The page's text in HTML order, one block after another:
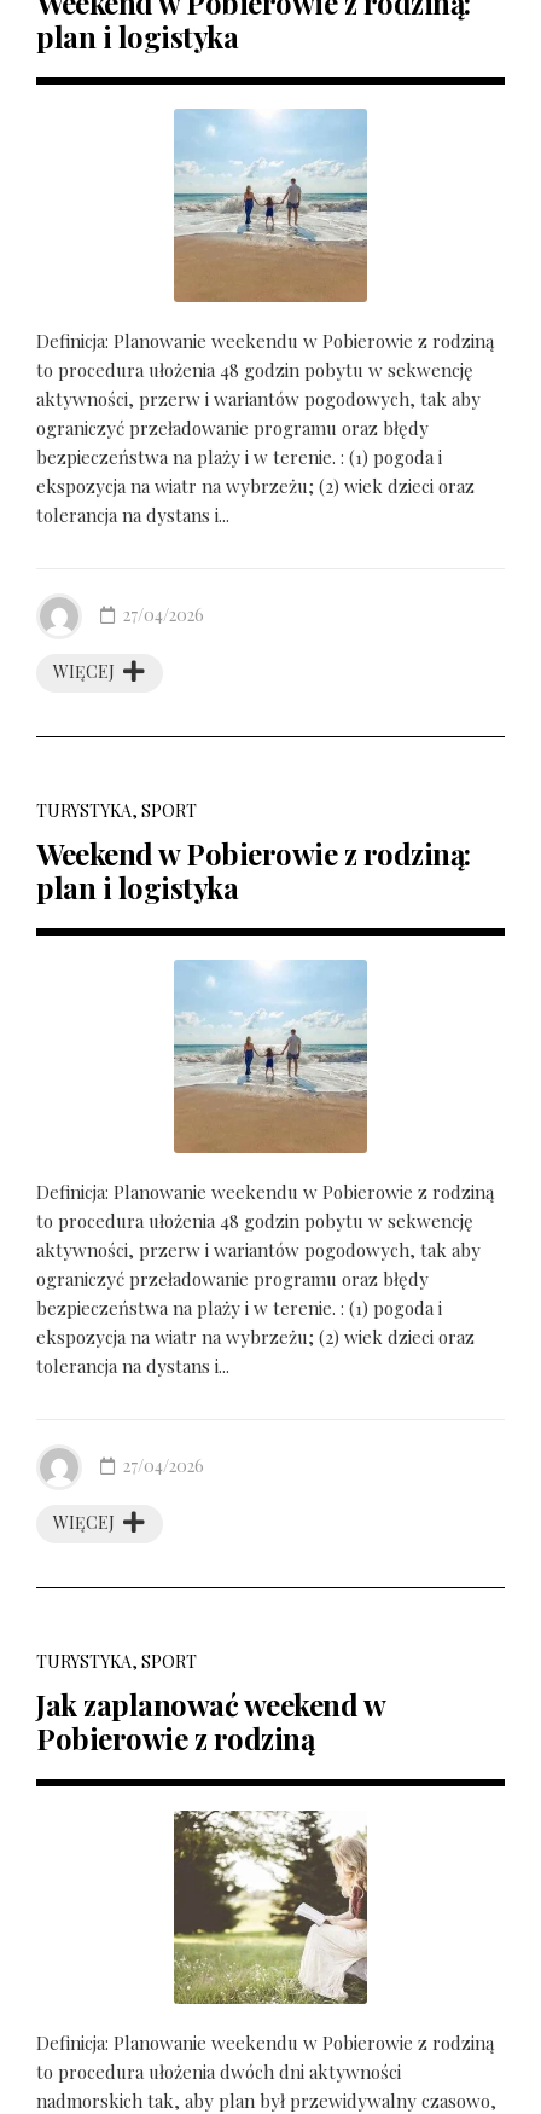
plan i logistyka
Definicja: Planowanie weekendu w Pobierowie z rodziną
to procedura ułożenia 48 godzin pobytu w sekwencję
aktywności, przerw i wariantów pogodowych, tak aby
ograniczyć przeładowanie programu oraz błędy
bezpieczeństwa na plaży i w terenie. : (1) pogoda i
ekspozycja na wiatr na wybrzeżu; (2) wiek dzieci oraz
tolerancja na dystans i...
WIĘCEJ
27/04/2026
TURYSTYKA, SPORT
Weekend w Pobierowie z rodziną:
plan i logistyka
Definicja: Planowanie weekendu w Pobierowie z rodziną
to procedura ułożenia 48 godzin pobytu w sekwencję
aktywności, przerw i wariantów pogodowych, tak aby
ograniczyć przeładowanie programu oraz błędy
bezpieczeństwa na plaży i w terenie. : (1) pogoda i
ekspozycja na wiatr na wybrzeżu; (2) wiek dzieci oraz
tolerancja na dystans i...
WIĘCEJ
27/04/2026
TURYSTYKA, SPORT
Jak zaplanować weekend w
Pobierowie z rodziną
Definicja: Planowanie weekendu w Pobierowie z rodziną
to procedura ułożenia dwóch dni aktywności
nadmorskich tak, aby plan był przewidywalny czasowo,